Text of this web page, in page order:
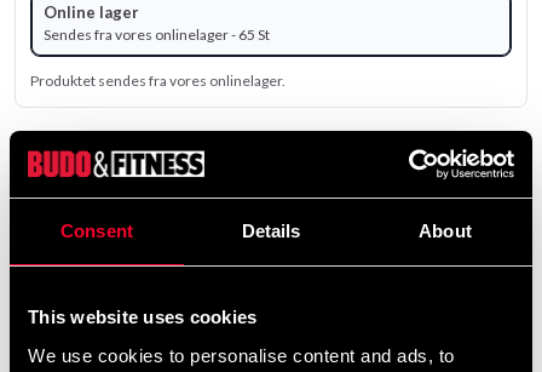
Consent Details About
This website uses cookies
We use cookies to personalise content and ads, to
Online lager
Sendes fra vores onlinelager - 65 St
Produktet sendes fra vores onlinelager.
69 SEK
add Tilføj til kurv
Produktinformation